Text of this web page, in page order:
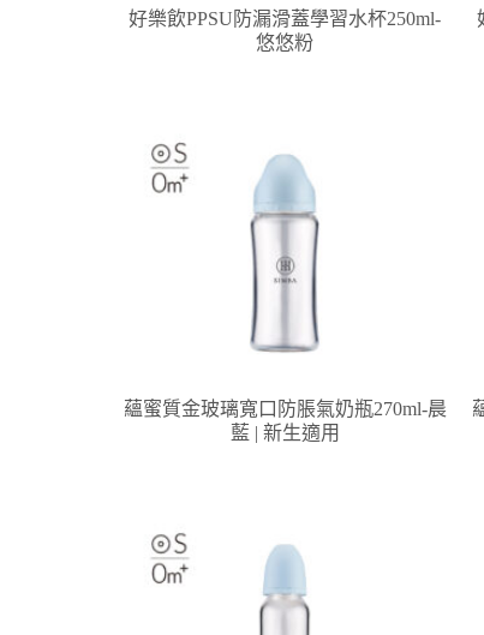
好樂飲PPSU防漏滑蓋學習水杯250ml-
悠悠粉
蘊蜜質金玻璃寬口防脹氣奶瓶270ml-晨
藍 | 新生適用